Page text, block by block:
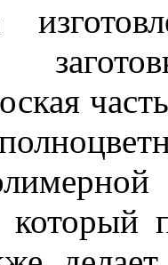
который